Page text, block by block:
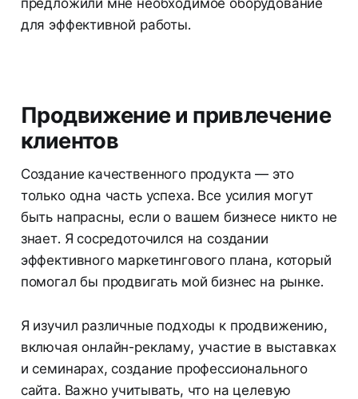
для эффективной работы.
Продвижение и привлечение
клиентов
Создание качественного продукта — это
только одна часть успеха. Все усилия могут
быть напрасны, если о вашем бизнесе никто не
знает. Я сосредоточился на создании
эффективного маркетингового плана, который
помогал бы продвигать мой бизнес на рынке.
Я изучил различные подходы к продвижению,
включая онлайн-рекламу, участие в выставках
и семинарах, создание профессионального
сайта. Важно учитывать, что на целевую